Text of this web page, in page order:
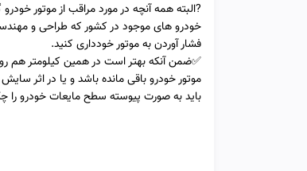
?البته همه آنچه در مورد مراقب از موتور
فشار آوردن به موتور خودداری کنید.
✅ضمن آنکه بهتر است در همین کیلومتر هم
موتور خودرو باقی مانده باشد و یا در اثر
باید به صورت پیوسته سطح مایعات خودرو را